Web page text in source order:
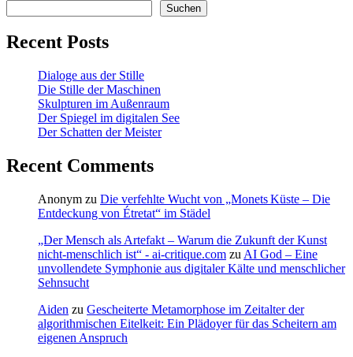
Suchen
Recent Posts
Dialoge aus der Stille
Die Stille der Maschinen
Skulpturen im Außenraum
Der Spiegel im digitalen See
Der Schatten der Meister
Recent Comments
Anonym zu Die verfehlte Wucht von „Monets Küste – Die
Entdeckung von Étretat“ im Städel
„Der Mensch als Artefakt – Warum die Zukunft der Kunst
nicht-menschlich ist“ - ai-critique.com zu AI God – Eine
unvollendete Symphonie aus digitaler Kälte und menschlicher
Sehnsucht
Aiden zu Gescheiterte Metamorphose im Zeitalter der
algorithmischen Eitelkeit: Ein Plädoyer für das Scheitern am
eigenen Anspruch